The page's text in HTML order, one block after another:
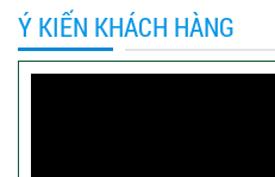
Ý KIẾN KHÁCH HÀNG